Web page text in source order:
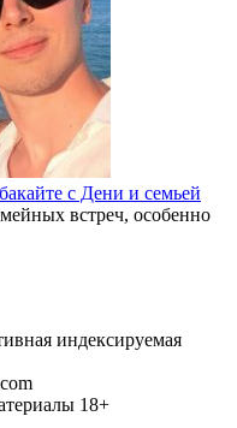
с Дени и семьей
встреч, особенно
индексируемая
18+